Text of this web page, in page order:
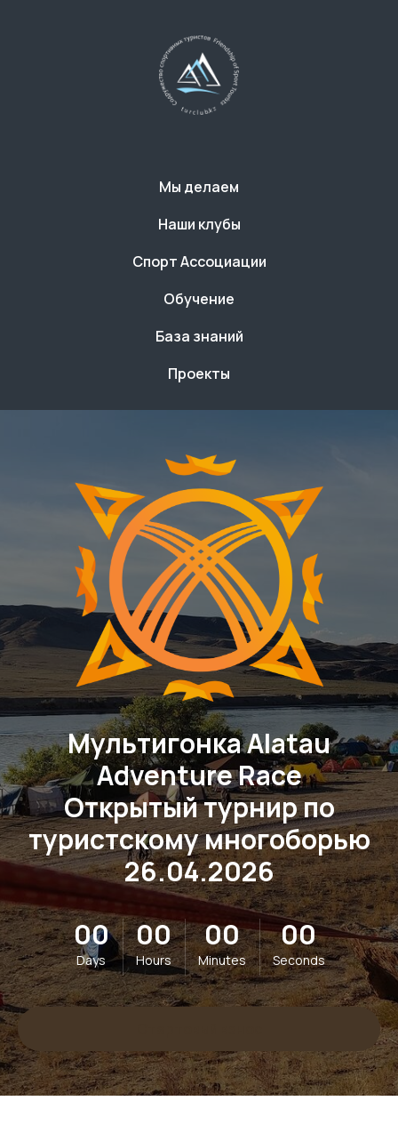
Мы делаем
Наши клубы
Спорт Ассоциации
Обучение
База знаний
Проекты
Мультигонка Alatau
Adventure Race
Открытый турнир по
туристскому многоборью
26.04.2026
00
Days
00
Hours
00
Minutes
00
Seconds